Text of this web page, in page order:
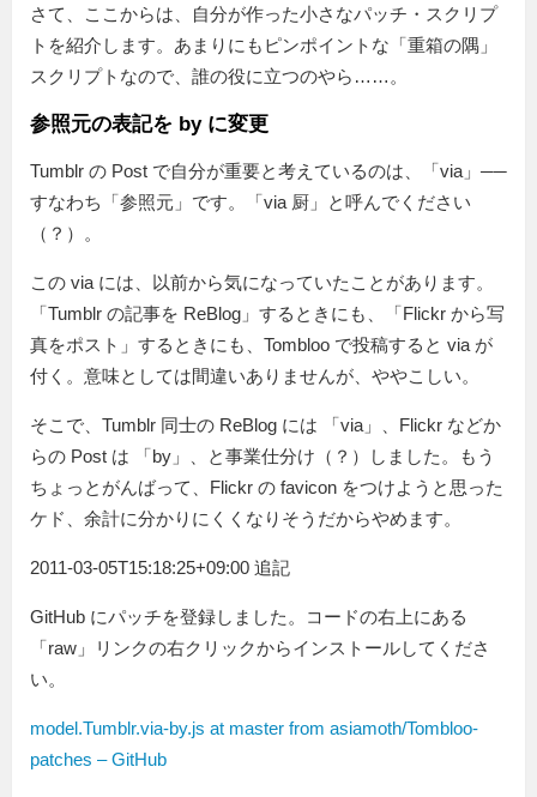
さて、ここからは、自分が作った小さなパッチ・スクリプ
トを紹介します。あまりにもピンポイントな「重箱の隅」
スクリプトなので、誰の役に立つのやら……。
参照元の表記を by に変更
Tumblr の Post で自分が重要と考えているのは、「via」──
すなわち「参照元」です。「via 厨」と呼んでください
（？）。
この via には、以前から気になっていたことがあります。
「Tumblr の記事を ReBlog」するときにも、「Flickr から写
真をポスト」するときにも、Tombloo で投稿すると via が
付く。意味としては間違いありませんが、ややこしい。
そこで、Tumblr 同士の ReBlog には 「via」、Flickr などか
らの Post は 「by」、と事業仕分け（？）しました。もう
ちょっとがんばって、Flickr の favicon をつけようと思った
ケド、余計に分かりにくくなりそうだからやめます。
2011-03-05T15:18:25+09:00 追記
GitHub にパッチを登録しました。コードの右上にある
「raw」リンクの右クリックからインストールしてくださ
い。
model.Tumblr.via-by.js at master from asiamoth/Tombloo-
patches – GitHub